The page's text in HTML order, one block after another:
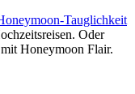
Tauglichkeit
Oder
Honeymoon Flair.